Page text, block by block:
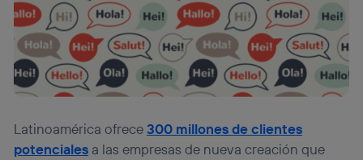
Latinoamérica ofrece300 millones de clientes
potenciales a las empresas de nueva creación que